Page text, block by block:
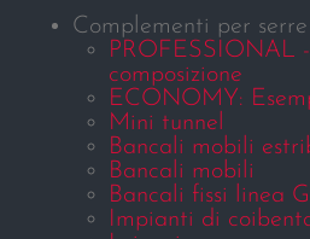
Complementi per serre
PROFESSIONAL
composizione
ECONOMY:
Mini tunnel
Bancali mobili
Bancali mobili
Bancali fissi linea
Impianti di